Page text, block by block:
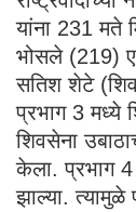
यांना 231 मते
भोसले (219)
सतिश शेटे
प्रभाग 3 मध्ये
शिवसेना
केला. प्रभाग 4
झाल्या. त्यामुळे